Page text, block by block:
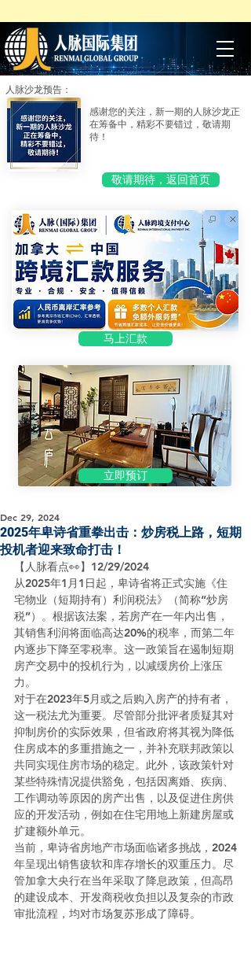
人脉沙龙预告：
感谢您的关注，新一期的人脉沙龙正
在筹备中，精彩不要错过，敬请期
待！
敬请期待，返回首页
马上汇款
立即预订
2025年卑诗省重拳出击：炒房税上路，短期
投机者迎来致命打击！
Dec 29, 2024
【人脉看点👀】12/29/2024
从2025年1月1日起，卑诗省将正式实施《住
宅物业（短期持有）利润税法》（简称“炒房
税”）。根据该法案，若房产在一年内出售，
其销售利润将面临高达20%的税率，而第二年
内逐步下降至零税率。这一政策旨在遏制短期
房产交易中的投机行为，以减缓房价上涨压
力。
对于在2023年5月或之后购入房产的持有者，
这一税法尤为重要。尽管部分批评者质疑其对
抑制房价的实际效果，但省政府将其视为降低
住房成本的多重措施之一，并补充联邦政策以
共同实现住房市场的稳定。此外，该政策针对
某些特殊情况提供豁免，包括因离婚、疾病、
工作调动等原因的房产出售，以及促进住房供
应的开发活动，例如在住宅用地上新建房屋或
扩建额外单元。
当前，卑诗省房地产市场面临诸多挑战，2024
年呈现出销售疲软和库存增长的双重压力。尽
管加拿大央行在当年采取了降息政策，但高昂
的建设成本、开发商税收负担以及复杂的市政
审批流程，均对市场复苏形成了障碍。